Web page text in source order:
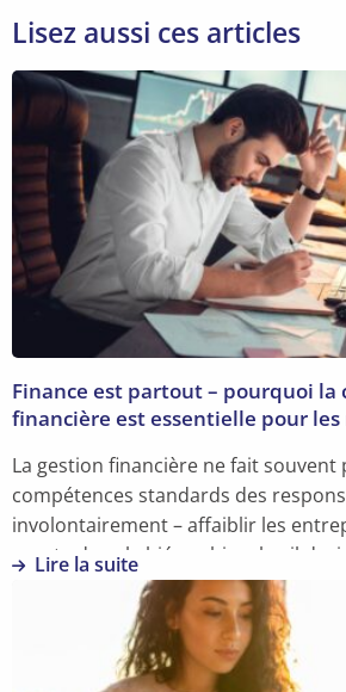
Lisez aussi ces articles
Finance est partout – pourquoi la
financière est essentielle pour les
La gestion financière ne fait souvent
compétences standards des
involontairement – affaiblir les
monte dans la hiérarchie, plus il
comprendre l’histoire financière de
Lire la suite